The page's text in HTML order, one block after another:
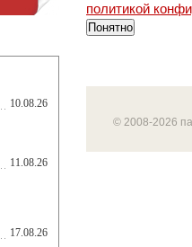
10.08.26
11.08.26
17.08.26
политикой
Понятно
© 2008-2026